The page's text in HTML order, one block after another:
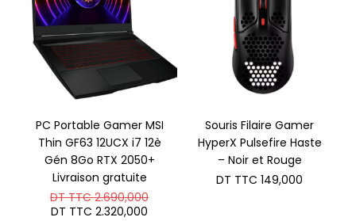
PC Portable Gamer MSI
Thin GF63 12UCX i7 12è
Gén 8Go RTX 2050+
Livraison gratuite
DT TTC2.690,000Le
DT TTC 2.320,000
Souris Filaire Gamer
HyperX Pulsefire Haste
– Noir et Rouge
DT TTC 149,000